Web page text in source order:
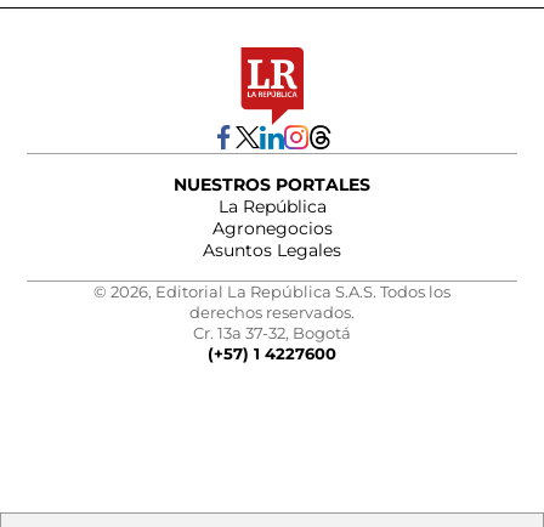
NUESTROS PORTALES
La República
Agronegocios
Asuntos Legales
© 2026, Editorial La República S.A.S. Todos los
derechos reservados.
Cr. 13a 37-32, Bogotá
(+57) 1 4227600